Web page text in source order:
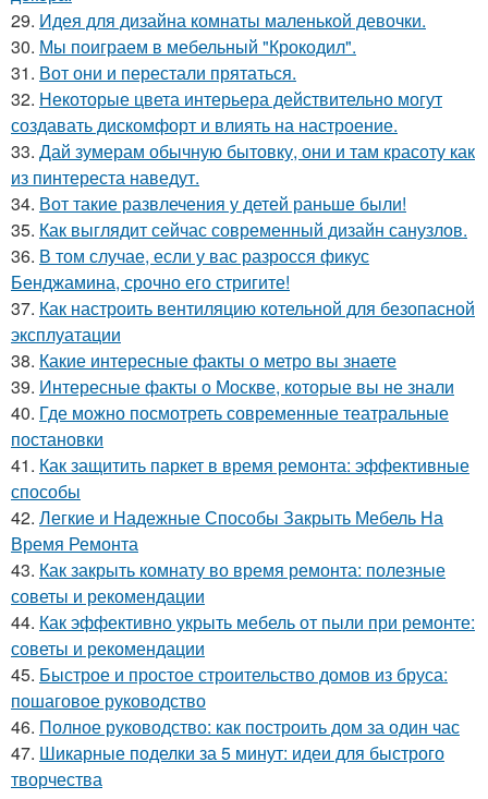
29. Идея для дизайна комнаты маленькой девочки.
30. Мы поиграем в мебельный "Крокодил".
31. Вот они и перестали прятаться.
32. Некоторые цвета интерьера действительно могут
создавать дискомфорт и влиять на настроение.
33. Дай зумерам обычную бытовку, они и там красоту как
из пинтереста наведут.
34. Вот такие развлечения у детей раньше были!
35. Как выглядит сейчас современный дизайн санузлов.
36. В том случае, если у вас разросся фикус
Бенджамина, срочно его стригите!
37. Как настроить вентиляцию котельной для безопасной
эксплуатации
38. Какие интересные факты о метро вы знаете
39. Интересные факты о Москве, которые вы не знали
40. Где можно посмотреть современные театральные
постановки
41. Как защитить паркет в время ремонта: эффективные
способы
42. Легкие и Надежные Способы Закрыть Мебель На
Время Ремонта
43. Как закрыть комнату во время ремонта: полезные
советы и рекомендации
44. Как эффективно укрыть мебель от пыли при ремонте:
советы и рекомендации
45. Быстрое и простое строительство домов из бруса:
пошаговое руководство
46. Полное руководство: как построить дом за один час
47. Шикарные поделки за 5 минут: идеи для быстрого
творчества